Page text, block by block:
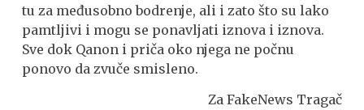
tu za međusobno bodrenje, ali i zato što su lako
pamtljivi i mogu se ponavljati iznova i iznova.
Sve dok Qanon i priča oko njega ne počnu
ponovo da zvuče smisleno.
Za FakeNews Tragač